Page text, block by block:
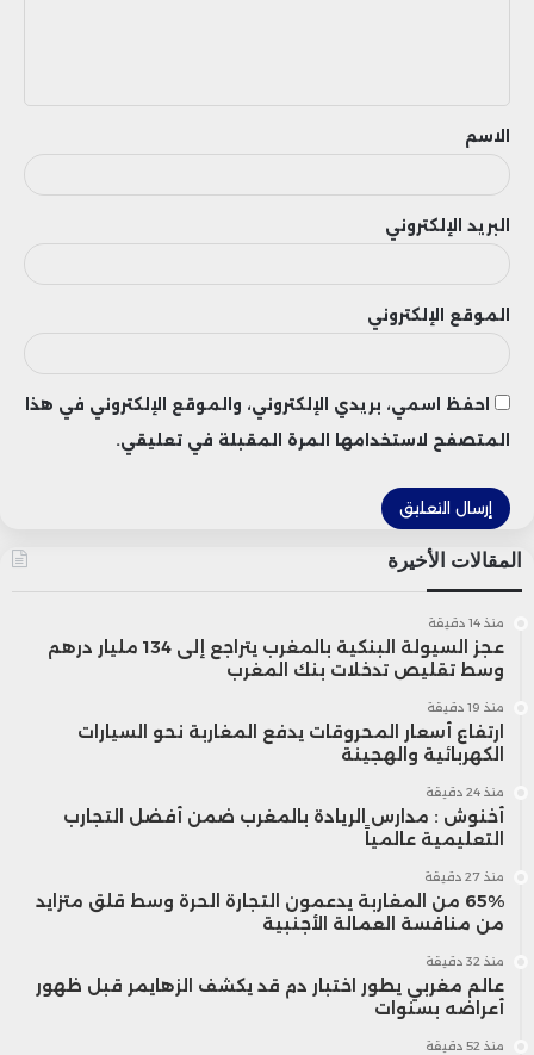
ق
الاسم
البريد الإلكتروني
الموقع الإلكتروني
احفظ اسمي، بريدي الإلكتروني، والموقع الإلكتروني في هذا
المتصفح لاستخدامها المرة المقبلة في تعليقي.
المقالات الأخيرة
منذ 14 دقيقة
عجز السيولة البنكية بالمغرب يتراجع إلى 134 مليار درهم
وسط تقليص تدخلات بنك المغرب
منذ 19 دقيقة
ارتفاع أسعار المحروقات يدفع المغاربة نحو السيارات
الكهربائية والهجينة
منذ 24 دقيقة
أخنوش : مدارس الريادة بالمغرب ضمن أفضل التجارب
التعليمية عالمياً
منذ 27 دقيقة
65% من المغاربة يدعمون التجارة الحرة وسط قلق متزايد
من منافسة العمالة الأجنبية
منذ 32 دقيقة
عالم مغربي يطور اختبار دم قد يكشف الزهايمر قبل ظهور
أعراضه بسنوات
منذ 52 دقيقة